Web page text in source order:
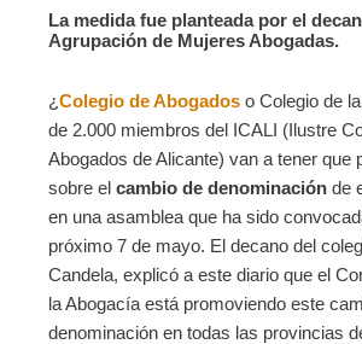
La medida fue planteada por el
Agrupación de Mujeres Abogadas.
¿Colegio de Abogados o Colegio de
de 2.000 miembros del ICALI (Ilustre
Abogados de Alicante) van a tener que
sobre el cambio de denominación de
en una asamblea que ha sido
próximo 7 de mayo. El decano del
Candela, explicó a este diario que el
la Abogacía está promoviendo este
denominación en todas las provincias